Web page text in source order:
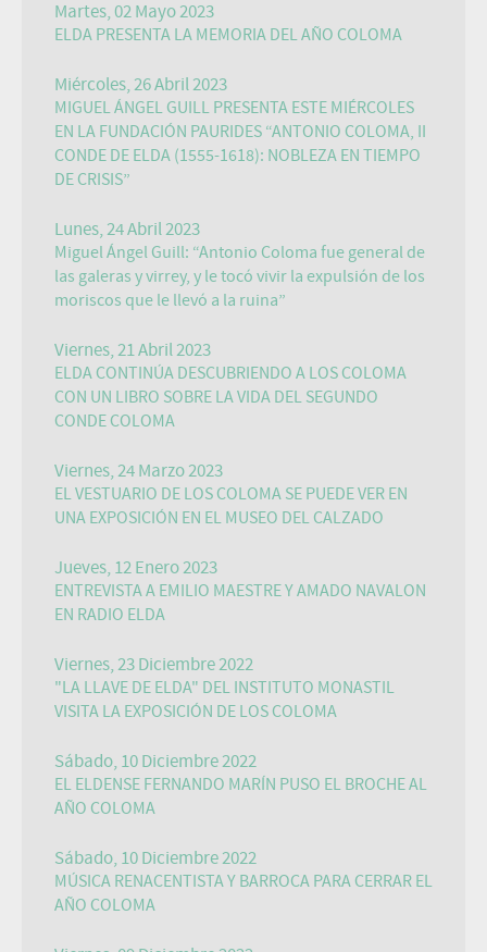
Martes, 02 Mayo 2023
ELDA PRESENTA LA MEMORIA DEL AÑO COLOMA
Miércoles, 26 Abril 2023
MIGUEL ÁNGEL GUILL PRESENTA ESTE MIÉRCOLES
EN LA FUNDACIÓN PAURIDES “ANTONIO COLOMA, II
CONDE DE ELDA (1555-1618): NOBLEZA EN TIEMPO
DE CRISIS”
Lunes, 24 Abril 2023
Miguel Ángel Guill: “Antonio Coloma fue general de
las galeras y virrey, y le tocó vivir la expulsión de los
moriscos que le llevó a la ruina”
Viernes, 21 Abril 2023
ELDA CONTINÚA DESCUBRIENDO A LOS COLOMA
CON UN LIBRO SOBRE LA VIDA DEL SEGUNDO
CONDE COLOMA
Viernes, 24 Marzo 2023
EL VESTUARIO DE LOS COLOMA SE PUEDE VER EN
UNA EXPOSICIÓN EN EL MUSEO DEL CALZADO
Jueves, 12 Enero 2023
ENTREVISTA A EMILIO MAESTRE Y AMADO NAVALON
EN RADIO ELDA
Viernes, 23 Diciembre 2022
"LA LLAVE DE ELDA" DEL INSTITUTO MONASTIL
VISITA LA EXPOSICIÓN DE LOS COLOMA
Sábado, 10 Diciembre 2022
EL ELDENSE FERNANDO MARÍN PUSO EL BROCHE AL
AÑO COLOMA
Sábado, 10 Diciembre 2022
MÚSICA RENACENTISTA Y BARROCA PARA CERRAR EL
AÑO COLOMA